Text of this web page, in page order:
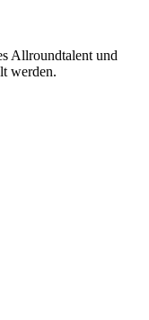
Allroundtalent und
werden.